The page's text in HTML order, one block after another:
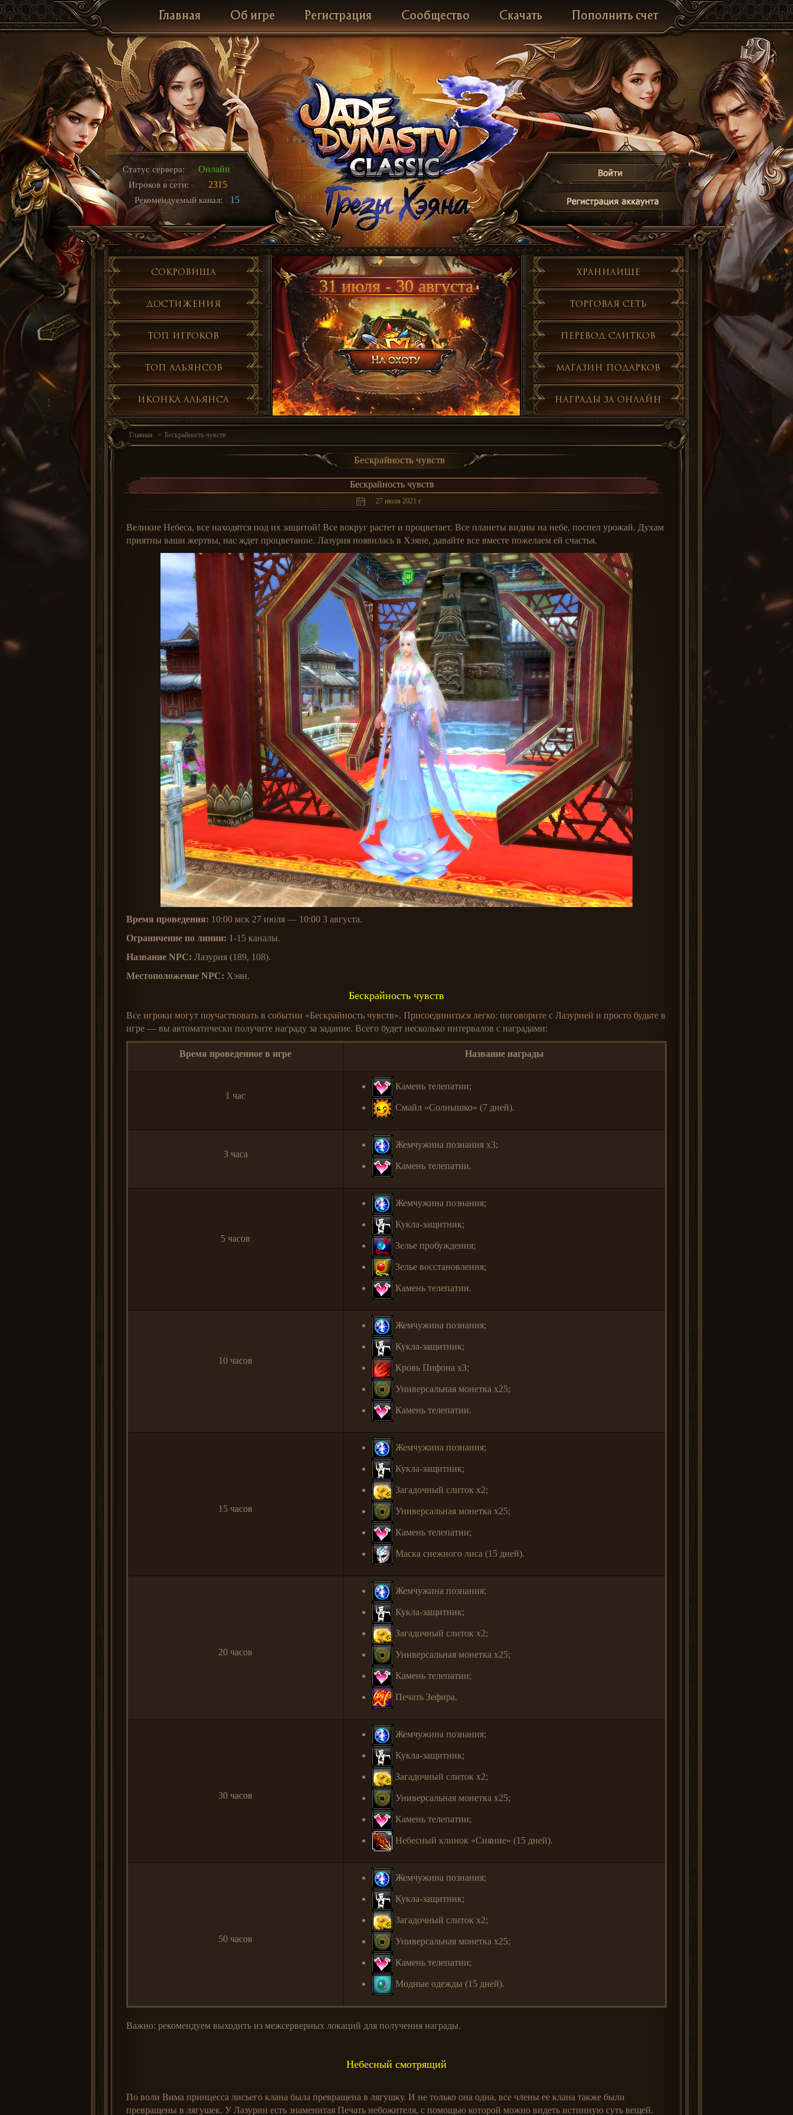
Главная Об игре Регистрация Сообщество Скачать Пополнить счет
Статус сервера: Онлайн
Игроков в сети: 2315
Рекомендуемый канал: 15
Сокровища
Достижения
Топ игроков
Топ альянсов
Иконка альянса
31 июля - 30 августа
Хранилище
Торговая сеть
Перевод слитков
Магазин подарков
Награды за онлайн
Главная Бескрайность чувств
Бескрайность чувств
Бескрайность чувств
27 июля 2021 г.
Великие Небеса, все находятся под их защитой! Все вокруг растет и процветает. Все планеты видны на небе, поспел урожай. Духам
приятны ваши жертвы, нас ждет процветание. Лазурия появилась в Хэяне, давайте все вместе пожелаем ей счастья.
Время проведения: 10:00 мск 27 июля — 10:00 3 августа.
Ограничение по линии: 1-15 каналы.
Название NPC: Лазурия (189, 108).
Местоположение NPC: Хэян.
Бескрайность чувств
Все игроки могут поучаствовать в событии «Бескрайность чувств». Присоединиться легко: поговорите с Лазурией и просто будьте в
игре — вы автоматически получите награду за задание. Всего будет несколько интервалов с наградами:
Время проведенное в игре Название награды
1 час
Камень телепатии;
Смайл «Солнышко» (7 дней).
3 часа
Жемчужина познания x3;
Камень телепатии.
5 часов
Жемчужина познания;
Кукла-защитник;
Зелье пробуждения;
Зелье восстановления;
Камень телепатии.
10 часов
Жемчужина познания;
Кукла-защитник;
Кровь Пифона x3;
Универсальная монетка x25;
Камень телепатии.
15 часов
Жемчужина познания;
Кукла-защитник;
Загадочный слиток x2;
Универсальная монетка x25;
Камень телепатии;
Маска снежного лиса (15 дней).
20 часов
Жемчужина познания;
Кукла-защитник;
Загадочный слиток x2;
Универсальная монетка x25;
Камень телепатии;
Печать Зефира.
30 часов
Жемчужина познания;
Кукла-защитник;
Загадочный слиток x2;
Универсальная монетка x25;
Камень телепатии;
Небесный клинок «Сияние» (15 дней).
50 часов
Жемчужина познания;
Кукла-защитник;
Загадочный слиток x2;
Универсальная монетка x25;
Камень телепатии;
Модные одежды (15 дней).
Важно: рекомендуем выходить из межсерверных локаций для получения награды.
Небесный смотрящий
По воли Вима принцесса лисьего клана была превращена в лягушку. И не только она одна, все члены ее клана также были
превращены в лягушек. У Лазурии есть знаменитая Печать небожителя, с помощью которой можно видеть истинную суть вещей.